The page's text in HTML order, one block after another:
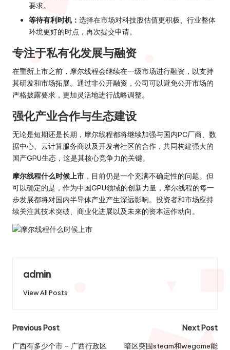
要求。
等待有利时机： 选择在市场对科技股估值更积极、行业整体
环境更好的时点，再次提交申请。
专注于私有化发展与融资
在重新上市之前，摩尔线程会继续在一级市场进行融资，以支持
其研发和市场拓展。通过非公开融资，公司可以避免公开市场的
严格披露要求，更加灵活地进行战略调整。
强化产业合作与生态建设
无论是短期还是长期，摩尔线程都将继续加强与国内PC厂商、数
据中心、云计算服务商以及开发者社区的合作，共同构建强大的
国产GPU生态，这是其核心竞争力的关键。
摩尔线程什么时候上市 ，目前仍是一个充满不确定性的问题。但
可以确定的是，作为中国GPU领域的创新力量，摩尔线程的每一
步发展都将对国内半导体产业产生深远影响。投资者和市场应持
续关注其技术突破、商业化进展以及未来的资本运作动向。
admin
View All Posts
Post
Previous Post
广西有多少个市 – 广西行政区
Next Post
暗区突围steam和wegame能